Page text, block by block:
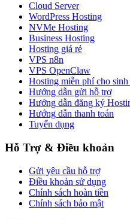
Cloud Server
WordPress Hosting
NVMe Hosting
Business Hosting
Hosting giá rẻ
VPS n8n
VPS OpenClaw
Hosting miễn phí cho sinh
Hướng dẫn gửi hỗ trợ
Hướng dẫn đăng ký
Hướng dẫn thanh toán
Tuyển dụng
Hỗ Trợ & Điều khoản
Gửi yêu cầu hỗ trợ
Điều khoản sử dụng
Chính sách hoàn tiền
Chính sách bảo mật